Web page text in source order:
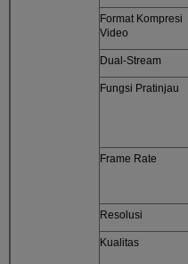
Format Kompresi
Video
Dual-Stream
Fungsi Pratinjau
Frame Rate
Resolusi
Kualitas